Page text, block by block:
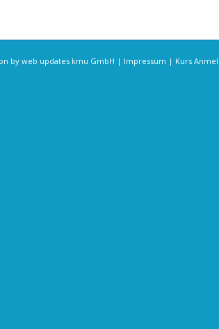
byweb updates kmu GmbH | Impressum | Kurs